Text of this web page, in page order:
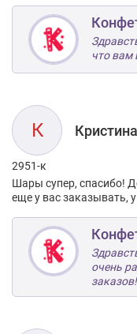
что вам
К Кристина
2951-к
Шары супер, спасибо!
еще у вас заказывать,
очень
заказов!